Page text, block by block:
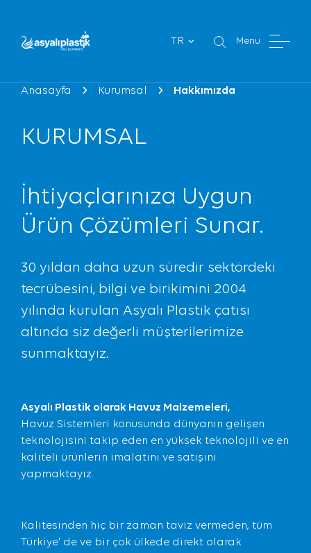
TR Menu
Anasayfa Kurumsal Hakkımızda
KURUMSAL
İhtiyaçlarınıza Uygun
Ürün Çözümleri Sunar.
30 yıldan daha uzun süredir sektördeki
tecrübesini, bilgi ve birikimini 2004
yılında kurulan Asyalı Plastik çatısı
altında siz değerli müşterilerimize
sunmaktayız.
Asyalı Plastik olarak Havuz Malzemeleri,
Havuz Sistemleri konusunda dünyanın gelişen
teknolojisini takip eden en yüksek teknolojili ve en
kaliteli ürünlerin imalatını ve satışını
yapmaktayız.
Kalitesinden hiç bir zaman taviz vermeden, tüm
Türkiye' de ve bir çok ülkede direkt olarak